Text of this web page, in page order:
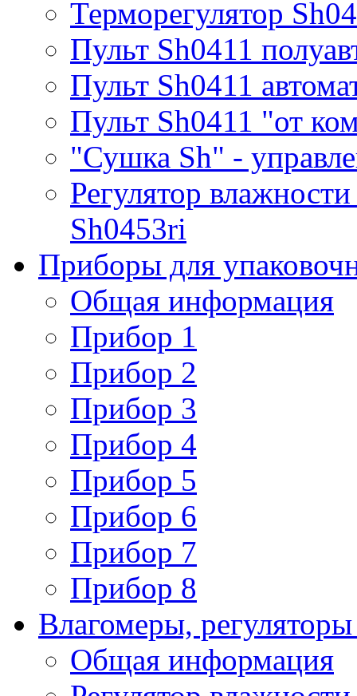
Терморегулятор
Пульт Sh0411
Пульт Sh0411
Пульт Sh0411 "от
"Сушка Sh" -
Регулятор
Sh0453ri
Приборы для
Общая информация
Прибор 1
Прибор 2
Прибор 3
Прибор 4
Прибор 5
Прибор 6
Прибор 7
Прибор 8
Влагомеры,
Общая информация